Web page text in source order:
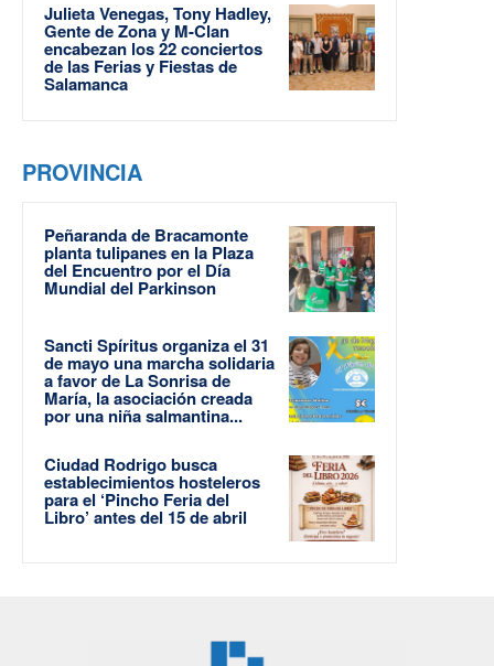
Julieta Venegas, Tony Hadley,
Gente de Zona y M-Clan
encabezan los 22 conciertos
de las Ferias y Fiestas de
Salamanca
PROVINCIA
Peñaranda de Bracamonte
planta tulipanes en la Plaza
del Encuentro por el Día
Mundial del Parkinson
Sancti Spíritus organiza el 31
de mayo una marcha solidaria
a favor de La Sonrisa de
María, la asociación creada
por una niña salmantina...
Ciudad Rodrigo busca
establecimientos hosteleros
para el ‘Pincho Feria del
Libro’ antes del 15 de abril